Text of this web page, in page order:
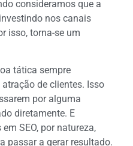
consideramos que a
nos canais
isso, torna-se um
tática sempre
de clientes. Isso
por alguma
diretamente. E
SEO, por natureza,
passar a gerar resultado.